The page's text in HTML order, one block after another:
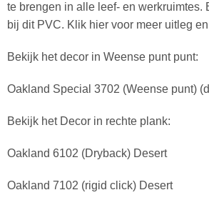
te brengen in alle leef- en
bij dit PVC. Klik hier voor meer uitleg en
Bekijk het decor in Weense punt punt:
Oakland Special 3702 (Weense punt)
Bekijk het Decor in rechte plank:
Oakland 6102 (Dryback) Desert
Oakland 7102 (rigid click) Desert